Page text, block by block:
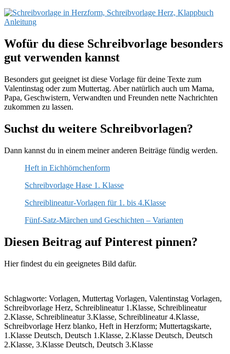
Wofür du diese Schreibvorlage besonders
gut verwenden kannst
Besonders gut geeignet ist diese Vorlage für deine Texte zum
Valentinstag oder zum Muttertag. Aber natürlich auch um Mama,
Papa, Geschwistern, Verwandten und Freunden nette Nachrichten
zukommen zu lassen.
Suchst du weitere Schreibvorlagen?
Dann kannst du in einem meiner anderen Beiträge fündig werden.
Heft in Eichhörnchenform
Schreibvorlage Hase 1. Klasse
Schreiblineatur-Vorlagen für 1. bis 4.Klasse
Fünf-Satz-Märchen und Geschichten – Varianten
Diesen Beitrag auf Pinterest pinnen?
Hier findest du ein geeignetes Bild dafür.
Schlagworte: Vorlagen, Muttertag Vorlagen, Valentinstag Vorlagen,
Schreibvorlage Herz, Schreiblineatur 1.Klasse, Schreiblineatur
2.Klasse, Schreiblineatur 3.Klasse, Schreiblineatur 4.Klasse,
Schreibvorlage Herz blanko, Heft in Herzform; Muttertagskarte,
1.Klasse Deutsch, Deutsch 1.Klasse, 2.Klasse Deutsch, Deutsch
2.Klasse, 3.Klasse Deutsch, Deutsch 3.Klasse